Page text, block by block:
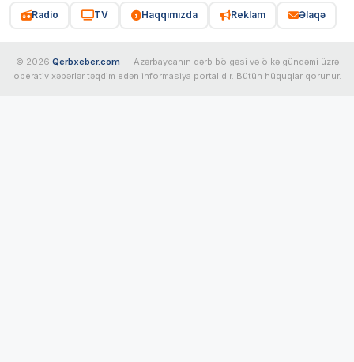
Radio TV Haqqımızda Reklam Əlaqə
© 2026 Qerbxeber.com — Azərbaycanın qərb bölgəsi və ölkə gündəmi üzrə
operativ xəbərlər təqdim edən informasiya portalıdır. Bütün hüquqlar qorunur.